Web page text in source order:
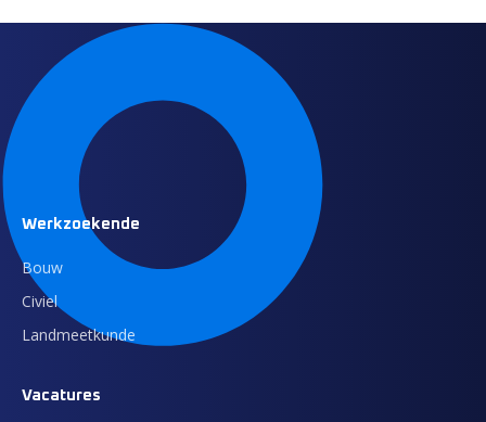
Werkzoekende
Bouw
Civiel
Landmeetkunde
Vacatures